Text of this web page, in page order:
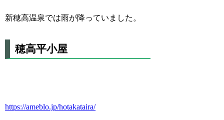
新穂高温泉では雨が降っていました。
穂高平小屋
https://ameblo.jp/hotakataira/